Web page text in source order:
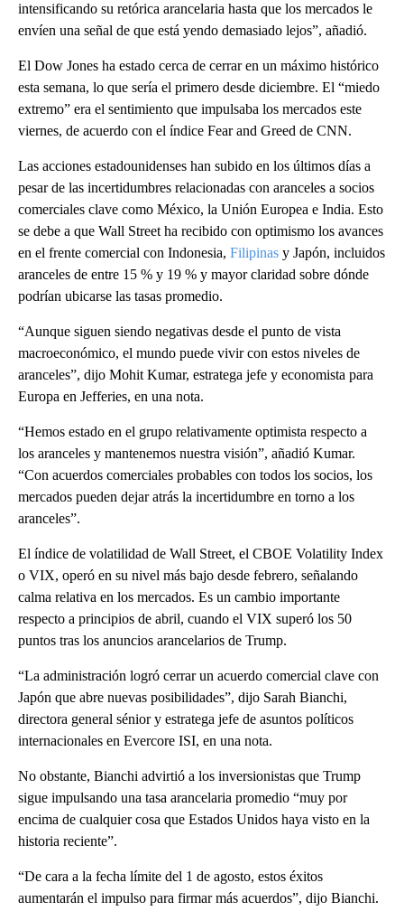
intensificando su retórica arancelaria hasta que los mercados le
envíen una señal de que está yendo demasiado lejos”, añadió.
El Dow Jones ha estado cerca de cerrar en un máximo histórico
esta semana, lo que sería el primero desde diciembre. El “miedo
extremo” era el sentimiento que impulsaba los mercados este
viernes, de acuerdo con el índice Fear and Greed de CNN.
Las acciones estadounidenses han subido en los últimos días a
pesar de las incertidumbres relacionadas con aranceles a socios
comerciales clave como México, la Unión Europea e India. Esto
se debe a que Wall Street ha recibido con optimismo los avances
en el frente comercial con Indonesia, Filipinas y Japón, incluidos
aranceles de entre 15 % y 19 % y mayor claridad sobre dónde
podrían ubicarse las tasas promedio.
“Aunque siguen siendo negativas desde el punto de vista
macroeconómico, el mundo puede vivir con estos niveles de
aranceles”, dijo Mohit Kumar, estratega jefe y economista para
Europa en Jefferies, en una nota.
“Hemos estado en el grupo relativamente optimista respecto a
los aranceles y mantenemos nuestra visión”, añadió Kumar.
“Con acuerdos comerciales probables con todos los socios, los
mercados pueden dejar atrás la incertidumbre en torno a los
aranceles”.
El índice de volatilidad de Wall Street, el CBOE Volatility Index
o VIX, operó en su nivel más bajo desde febrero, señalando
calma relativa en los mercados. Es un cambio importante
respecto a principios de abril, cuando el VIX superó los 50
puntos tras los anuncios arancelarios de Trump.
“La administración logró cerrar un acuerdo comercial clave con
Japón que abre nuevas posibilidades”, dijo Sarah Bianchi,
directora general sénior y estratega jefe de asuntos políticos
internacionales en Evercore ISI, en una nota.
No obstante, Bianchi advirtió a los inversionistas que Trump
sigue impulsando una tasa arancelaria promedio “muy por
encima de cualquier cosa que Estados Unidos haya visto en la
historia reciente”.
“De cara a la fecha límite del 1 de agosto, estos éxitos
aumentarán el impulso para firmar más acuerdos”, dijo Bianchi.